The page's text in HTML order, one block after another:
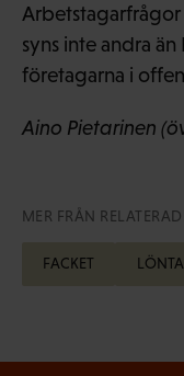
syns inte andra
företagarna i
Aino Pietarinen
MER FRÅN
FACKET